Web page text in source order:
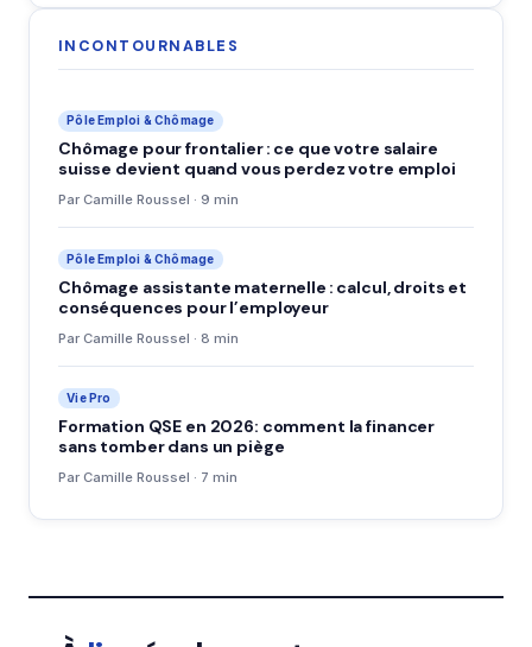
INCONTOURNABLES
Pôle Emploi & Chômage
Chômage pour frontalier : ce que votre salaire
suisse devient quand vous perdez votre emploi
Par Camille Roussel · 9 min
Pôle Emploi & Chômage
Chômage assistante maternelle : calcul, droits et
conséquences pour l’employeur
Par Camille Roussel · 8 min
Vie Pro
Formation QSE en 2026: comment la financer
sans tomber dans un piège
Par Camille Roussel · 7 min